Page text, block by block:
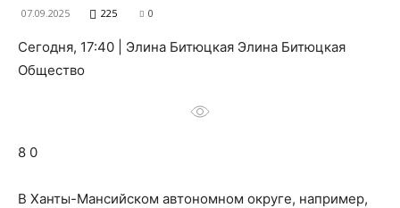
07.09.2025 225 0
Сегодня, 17:40 | Элина Битюцкая Элина Битюцкая
Общество
8 0
В Ханты-Мансийском автономном округе, например,